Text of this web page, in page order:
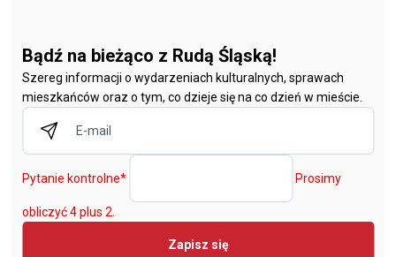
Bądź na bieżąco z Rudą Śląską!
Szereg informacji o wydarzeniach kulturalnych, sprawach
mieszkańców oraz o tym, co dzieje się na co dzień w mieście.
Pytanie kontrolne* Prosimy
obliczyć 4 plus 2.
Zapisz się